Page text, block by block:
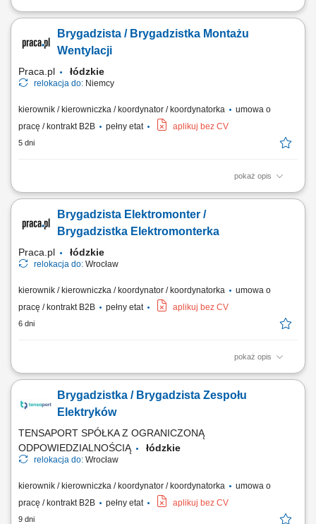
Miejsce pracy: Niemcy Twoje zadania: Organizacja i koordynacja pracy
Nadzór nad jakością i terminowością prac. Wsparcie zespołu podczas
montażu. Przygotowywanie obmiarów (Aufmaß). Przygotowywanie
Brygadzista / Brygadzistka Montażu
Wentylacji
Praca.pl łódzkie
relokacja do: Niemcy
kierownik / kierowniczka / koordynator / koordynatorka
umowa o
pracę / kontrakt B2B
pełny etat aplikuj bez CV
5 dni
pokaż opis
Zakres obowiązków: Organizowanie i koordynowanie pracy ekipy
kierownikiem budowy (Bauleiterem). Nadzór nad jakością,
terminowością oraz prawidłowym wykonaniem prac montażowych.
Brygadzista Elektromonter /
Brygadzistka Elektromonterka
Praca.pl łódzkie
relokacja do: Wrocław
kierownik / kierowniczka / koordynator / koordynatorka
umowa o
pracę / kontrakt B2B
pełny etat aplikuj bez CV
6 dni
pokaż opis
Opis stanowiska: Organizacja, koordynacja i nadzór nad pracą brygady
eksploatacyjnych i serwisowych w Polsce i za granicą; Zarządzanie
zespołem i podział zadań w brygadzie; Nadzór nad realizacją prac
Brygadzistka / Brygadzista Zespołu
Elektryków
TENSAPORT SPÓŁKA Z OGRANICZONĄ
ODPOWIEDZIALNOŚCIĄ
łódzkie
relokacja do: Wrocław
kierownik / kierowniczka / koordynator / koordynatorka
umowa o
pracę / kontrakt B2B
pełny etat aplikuj bez CV
9 dni